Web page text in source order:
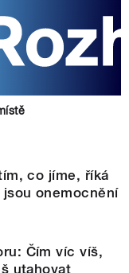
co jíme, říká
onemocnění
Čím víc víš,
utahovat